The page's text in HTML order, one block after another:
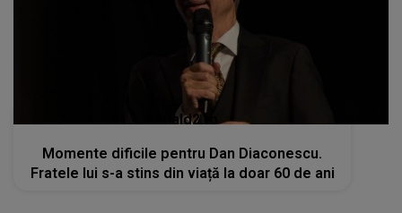
kanald2.ro
Momente dificile pentru Dan Diaconescu.
Fratele lui s-a stins din viață la doar 60 de ani